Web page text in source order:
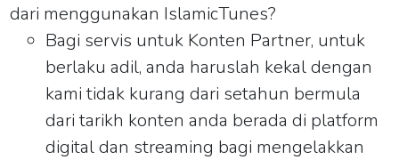
dari menggunakan IslamicTunes?
Bagi servis untuk Konten Partner, untuk
berlaku adil, anda haruslah kekal dengan
kami tidak kurang dari setahun bermula
dari tarikh konten anda berada di platform
digital dan streaming bagi mengelakkan